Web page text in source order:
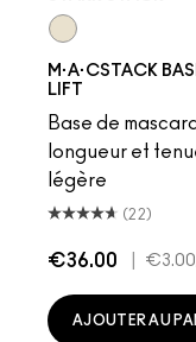
M·A·CSTACK
LIFT
Base de
longueur et
légère
(22)
€36.00 €3.00
AJOUTER AU